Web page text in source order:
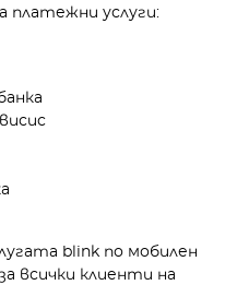
платежни услуги:
blink по мобилен
всички клиенти на